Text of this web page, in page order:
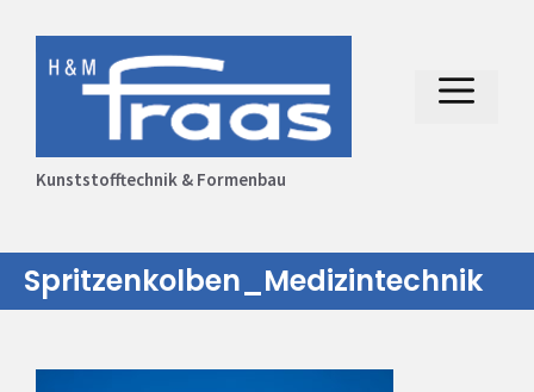
Inhalt
springen
Kunststofftechnik & Formenbau
Menü
Spritzenkolben_Medizintechnik